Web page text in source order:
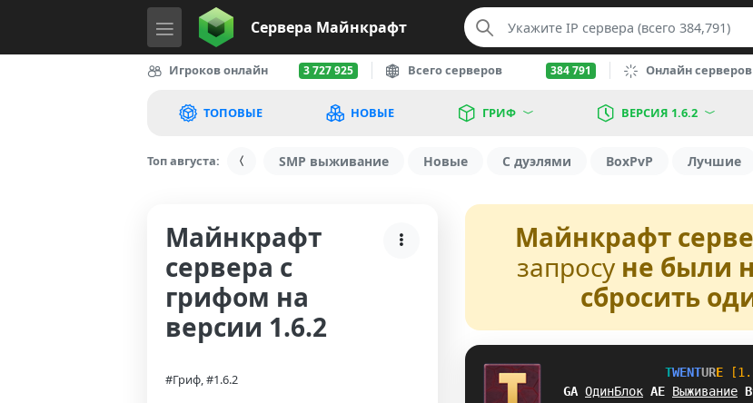
Сервера Майнкрафт
Игроков онлайн 3 727 925 Всего серверов 384 791 Онлайн серверов
ТОПОВЫЕ НОВЫЕ ГРИФ ВЕРСИЯ 1.6.2
Топ августа: SMP выживание Новые С дуэлями BoxPvP Лучшие
Майнкрафт
сервера с
грифом на
версии 1.6.2
#Гриф, #1.6.2
Майнкрафт
запросу не были
сбросить
TWENTURE
@G ОдинБлок MC Выживание D